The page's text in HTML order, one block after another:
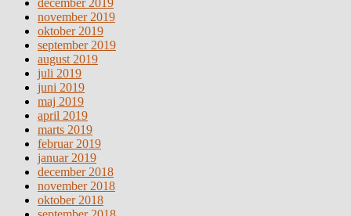
november 2019
oktober 2019
september 2019
august 2019
juli 2019
juni 2019
maj 2019
april 2019
marts 2019
februar 2019
januar 2019
december 2018
november 2018
oktober 2018